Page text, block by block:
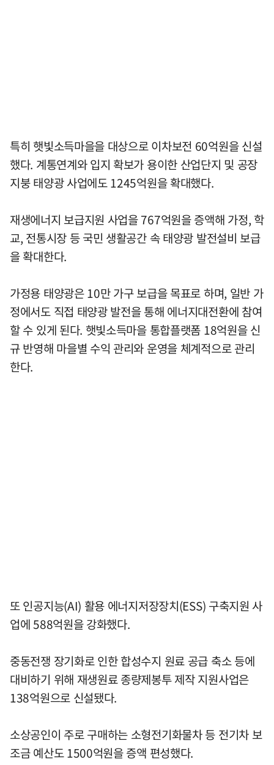
특히 햇빛소득마을을 대상으로 이차보전 60억원을 신설
했다. 계통연계와 입지 확보가 용이한 산업단지 및 공장
지붕 태양광 사업에도 1245억원을 확대했다.
재생에너지 보급지원 사업을 767억원을 증액해 가정, 학
교, 전통시장 등 국민 생활공간 속 태양광 발전설비 보급
을 확대한다.
가정용 태양광은 10만 가구 보급을 목표로 하며, 일반 가
정에서도 직접 태양광 발전을 통해 에너지대전환에 참여
할 수 있게 된다. 햇빛소득마을 통합플랫폼 18억원을 신
규 반영해 마을별 수익 관리와 운영을 체계적으로 관리
한다.
또 인공지능(AI) 활용 에너지저장장치(ESS) 구축지원 사
업에 588억원을 강화했다.
중동전쟁 장기화로 인한 합성수지 원료 공급 축소 등에
대비하기 위해 재생원료 종량제봉투 제작 지원사업은
138억원으로 신설됐다.
소상공인이 주로 구매하는 소형전기화물차 등 전기차 보
조금 예산도 1500억원을 증액 편성했다.